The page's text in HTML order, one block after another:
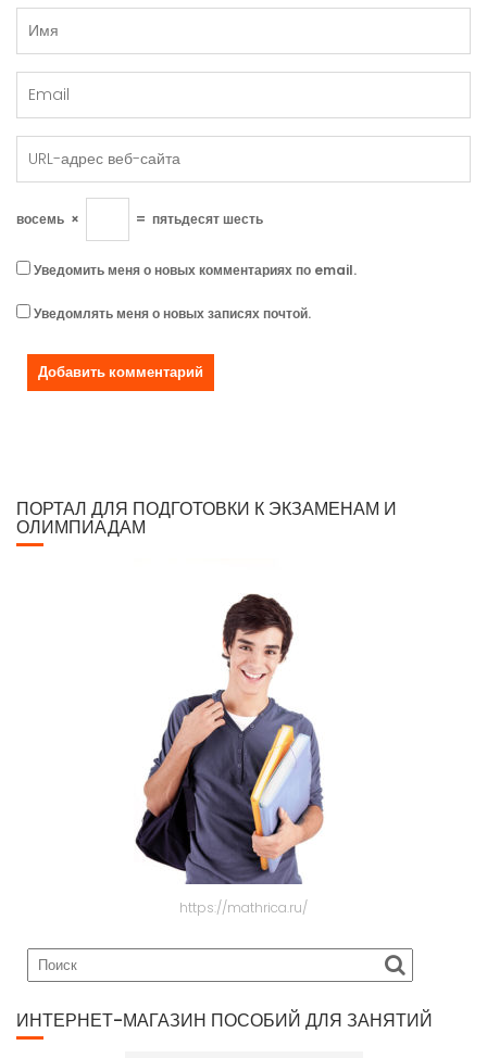
восемь × = пятьдесят шесть
Уведомить меня о новых комментариях по email.
Уведомлять меня о новых записях почтой.
ПОРТАЛ ДЛЯ ПОДГОТОВКИ К ЭКЗАМЕНАМ И
ОЛИМПИАДАМ
https://mathrica.ru/
ИНТЕРНЕТ-МАГАЗИН ПОСОБИЙ ДЛЯ ЗАНЯТИЙ